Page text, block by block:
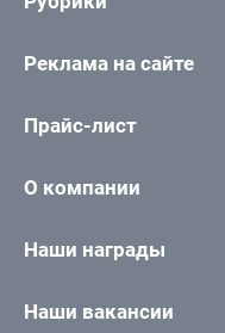
Реклама на сайте
Прайс-лист
О компании
Наши награды
Наши вакансии